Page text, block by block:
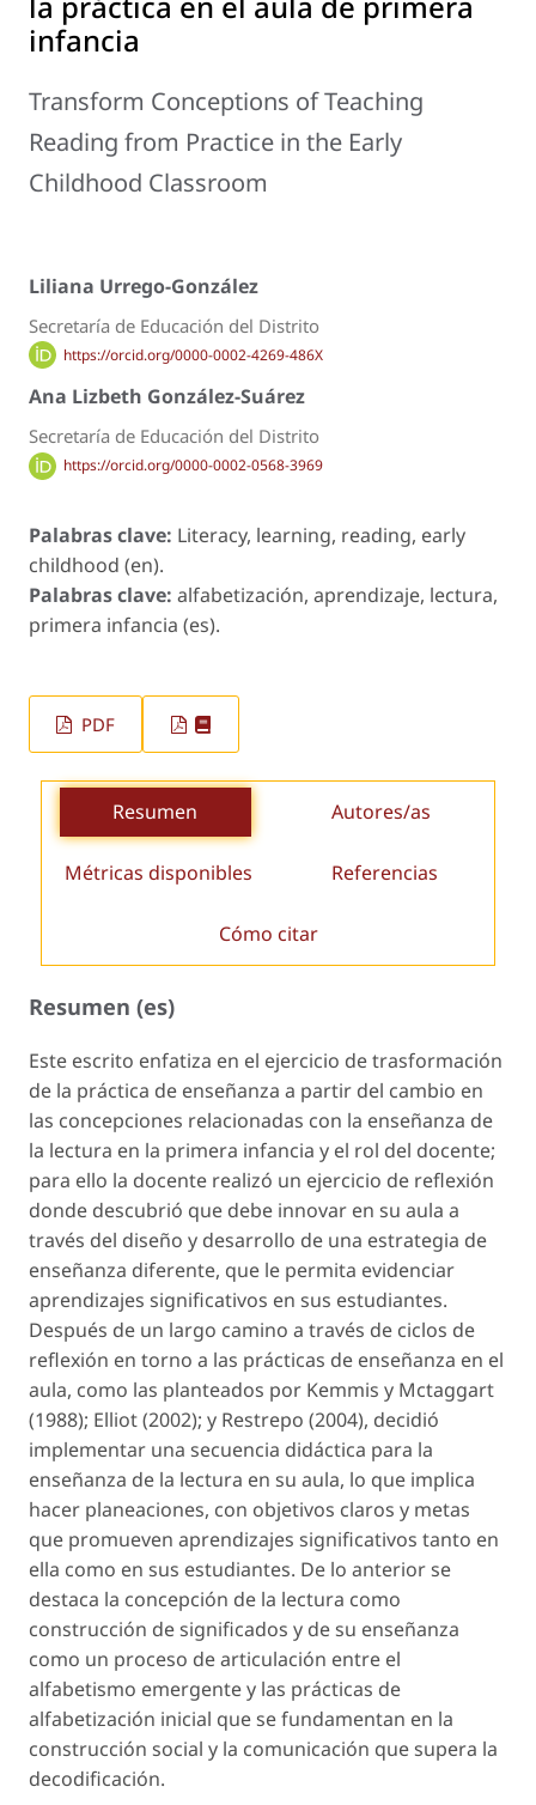
infancia
Transform Conceptions of Teaching
Reading from Practice in the Early
Childhood Classroom
Liliana Urrego-González
Secretaría de Educación del Distrito
https://orcid.org/0000-0002-4269-486X
Ana Lizbeth González-Suárez
Secretaría de Educación del Distrito
https://orcid.org/0000-0002-0568-3969
Palabras clave: Literacy, learning, reading, early
childhood (en).
Palabras clave: alfabetización, aprendizaje, lectura,
primera infancia (es).
PDF
Resumen Autores/as
Métricas disponibles Referencias
Cómo citar
Resumen (es)
Este escrito enfatiza en el ejercicio de trasformación
de la práctica de enseñanza a partir del cambio en
las concepciones relacionadas con la enseñanza de
la lectura en la primera infancia y el rol del docente;
para ello la docente realizó un ejercicio de reflexión
donde descubrió que debe innovar en su aula a
través del diseño y desarrollo de una estrategia de
enseñanza diferente, que le permita evidenciar
aprendizajes significativos en sus estudiantes.
Después de un largo camino a través de ciclos de
reflexión en torno a las prácticas de enseñanza en el
aula, como las planteados por Kemmis y Mctaggart
(1988); Elliot (2002); y Restrepo (2004), decidió
implementar una secuencia didáctica para la
enseñanza de la lectura en su aula, lo que implica
hacer planeaciones, con objetivos claros y metas
que promueven aprendizajes significativos tanto en
ella como en sus estudiantes. De lo anterior se
destaca la concepción de la lectura como
construcción de significados y de su enseñanza
como un proceso de articulación entre el
alfabetismo emergente y las prácticas de
alfabetización inicial que se fundamentan en la
construcción social y la comunicación que supera la
decodificación.